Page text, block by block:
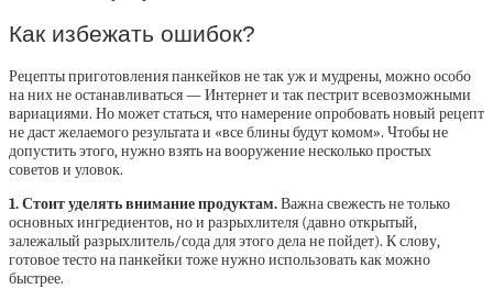
Как избежать ошибок?
Рецепты приготовления панкейков не так уж и мудрены, можно особо
на них не останавливаться — Интернет и так пестрит всевозможными
вариациями. Но может статься, что намерение опробовать новый рецепт
не даст желаемого результата и «все блины будут комом». Чтобы не
допустить этого, нужно взять на вооружение несколько простых
советов и уловок.
1. Стоит уделять внимание продуктам.Важна свежесть не только
основных ингредиентов, но и разрыхлителя (давно открытый,
залежалый разрыхлитель/сода для этого дела не пойдет). К слову,
готовое тесто на панкейки тоже нужно использовать как можно
быстрее.